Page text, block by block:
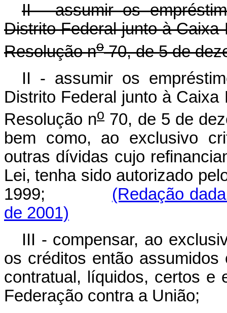
II - assumir os
Distrito Federal junto à
Resolução no70, de 5 de
II - assumir os
Distrito Federal junto à
Resolução no70, de 5 de
bem como, ao exclusivo
outras dívidas cujo
Lei, tenha sido autorizado
1999; (Redação
de 2001)
III - compensar, ao
os créditos então
contratual, líquidos, certos e
Federação contra a União;